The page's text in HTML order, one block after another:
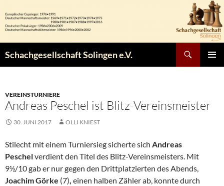
Inhalt
springen
Schachgesellschaft Solingen e.V.
VEREINSTURNIERE
Andreas Peschel ist Blitz-Vereinsmeister
30. JUNI 2017 OLLI KNIEST
Stilecht mit einem Turniersieg sicherte sich Andreas
Peschelverdient den Titel des Blitz-Vereinsmeisters. Mit
9½/10 gab er nur gegen den Drittplatzierten des Abends,
Joachim Görke (7), einen halben Zähler ab, konnte durch